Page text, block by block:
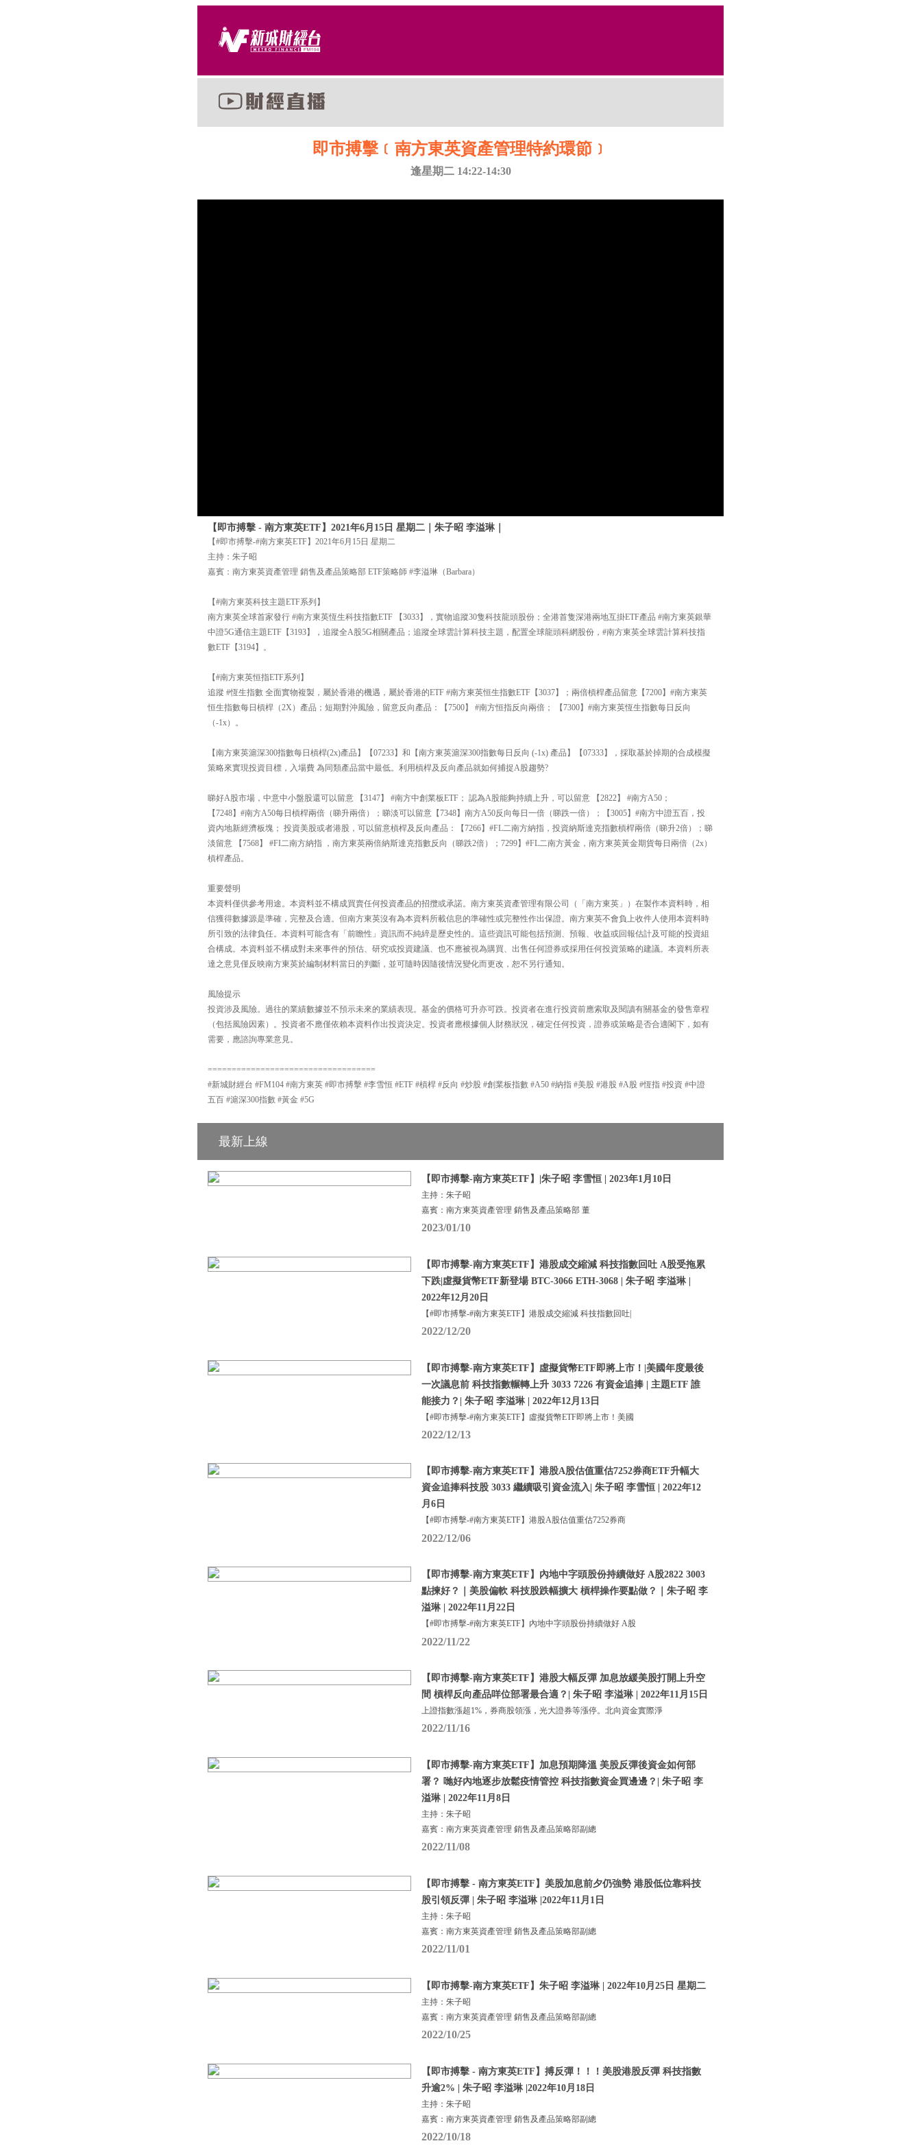
即市搏擊﹝南方東英資產管理特約環節﹞
逢星期二 14:22-14:30
【即市搏擊 - 南方東英ETF】2021年6月15日 星期二｜朱子昭 李溢琳｜
【#即市搏擊-#南方東英ETF】2021年6月15日 星期二
主持：朱子昭
嘉賓：南方東英資產管理 銷售及產品策略部 ETF策略師 #李溢琳（Barbara）
【#南方東英科技主題ETF系列】
南方東英全球首家發行 #南方東英恆生科技指數ETF 【3033】，實物追蹤30隻科技龍頭股份；全港首隻深港兩地互掛ETF產品 #南方東英銀華
中證5G通信主題ETF【3193】，追蹤全A股5G相關產品；追蹤全球雲計算科技主題，配置全球龍頭科網股份，#南方東英全球雲計算科技指
數ETF【3194】。
【#南方東英恒指ETF系列】
追蹤 #恆生指數 全面實物複製，屬於香港的機遇，屬於香港的ETF #南方東英恒生指數ETF【3037】；兩倍槓桿產品留意【7200】#南方東英
恒生指數每日槓桿（2X）產品；短期對沖風險，留意反向產品：【7500】 #南方恒指反向兩倍； 【7300】#南方東英恆生指數每日反向
（-1x）。
【南方東英滬深300指數每日槓桿(2x)產品】【07233】和【南方東英滬深300指數每日反向 (-1x) 產品】【07333】，採取基於掉期的合成模擬
策略來實現投資目標，入場費 為同類產品當中最低。利用槓桿及反向產品就如何捕捉A股趨勢?
睇好A股市場，中意中小盤股還可以留意 【3147】 #南方中創業板ETF； 認為A股能夠持續上升，可以留意 【2822】 #南方A50；
【7248】#南方A50每日槓桿兩倍（睇升兩倍）；睇淡可以留意【7348】南方A50反向每日一倍（睇跌一倍）；【3005】#南方中證五百，投
資內地新經濟板塊； 投資美股或者港股，可以留意槓桿及反向產品：【7266】#FL二南方納指，投資納斯達克指數槓桿兩倍（睇升2倍）；睇
淡留意 【7568】 #FI二南方納指 ，南方東英兩倍納斯達克指數反向（睇跌2倍）；7299】#FL二南方黃金，南方東英黃金期貨每日兩倍（2x）
槓桿產品。
重要聲明
本資料僅供參考用途。本資料並不構成買賣任何投資產品的招攬或承諾。南方東英資產管理有限公司（「南方東英」）在製作本資料時，相
信獲得數據源是準確，完整及合適。但南方東英沒有為本資料所載信息的準確性或完整性作出保證。南方東英不會負上收件人使用本資料時
所引致的法律負任。本資料可能含有「前瞻性」資訊而不純綷是歷史性的。這些資訊可能包括預測、預報、收益或回報估計及可能的投資組
合構成。本資料並不構成對未來事件的預估、研究或投資建議、也不應被視為購買、出售任何證券或採用任何投資策略的建議。本資料所表
達之意見僅反映南方東英於編制材料當日的判斷，並可隨時因隨後情況變化而更改，恕不另行通知。
風險提示
投資涉及風險。過往的業績數據並不預示未來的業績表現。基金的價格可升亦可跌。投資者在進行投資前應索取及閱讀有關基金的發售章程
（包括風險因素）。投資者不應僅依賴本資料作出投資決定。投資者應根據個人財務狀況，確定任何投資，證券或策略是否合適閣下，如有
需要，應諮詢專業意見。
===================================
#新城財經台 #FM104 #南方東英 #即市搏擊 #李雪恒 #ETF #槓桿 #反向 #炒股 #創業板指數 #A50 #納指 #美股 #港股 #A股 #恆指 #投資 #中證
五百 #滬深300指數 #黃金 #5G
最新上線
【即市搏擊-南方東英ETF】|朱子昭 李雪恒 | 2023年1月10日
主持：朱子昭
嘉賓：南方東英資產管理 銷售及產品策略部 董
2023/01/10
【即市搏擊-南方東英ETF】港股成交縮減 科技指數回吐 A股受拖累
下跌|虛擬貨幣ETF新登場 BTC-3066 ETH-3068 | 朱子昭 李溢琳 |
2022年12月20日
【#即市搏擊-#南方東英ETF】港股成交縮減 科技指數回吐|
2022/12/20
【即市搏擊-南方東英ETF】虛擬貨幣ETF即將上市！|美國年度最後
一次議息前 科技指數輾轉上升 3033 7226 有資金追捧 | 主題ETF 誰
能接力？| 朱子昭 李溢琳 | 2022年12月13日
【#即市搏擊-#南方東英ETF】虛擬貨幣ETF即將上市！美國
2022/12/13
【即市搏擊-南方東英ETF】港股A股估值重估7252券商ETF升幅大
資金追捧科技股 3033 繼續吸引資金流入| 朱子昭 李雪恒 | 2022年12
月6日
【#即市搏擊-#南方東英ETF】港股A股估值重估7252券商
2022/12/06
【即市搏擊-南方東英ETF】內地中字頭股份持續做好 A股2822 3003
點揀好？｜美股偏軟 科技股跌幅擴大 槓桿操作要點做？｜朱子昭 李
溢琳 | 2022年11月22日
【#即市搏擊-#南方東英ETF】內地中字頭股份持續做好 A股
2022/11/22
【即市搏擊-南方東英ETF】港股大幅反彈 加息放緩美股打開上升空
間 槓桿反向產品咩位部署最合適？| 朱子昭 李溢琳 | 2022年11月15日
上證指數漲超1%，券商股領漲，光大證券等漲停。北向資金實際淨
2022/11/16
【即市搏擊-南方東英ETF】加息預期降溫 美股反彈後資金如何部
署？ 哋好內地逐步放鬆疫情管控 科技指數資金買邊邊？| 朱子昭 李
溢琳 | 2022年11月8日
主持：朱子昭
嘉賓：南方東英資產管理 銷售及產品策略部副總
2022/11/08
【即市搏擊 - 南方東英ETF】美股加息前夕仍強勢 港股低位靠科技
股引領反彈 | 朱子昭 李溢琳 |2022年11月1日
主持：朱子昭
嘉賓：南方東英資產管理 銷售及產品策略部副總
2022/11/01
【即市搏擊-南方東英ETF】朱子昭 李溢琳 | 2022年10月25日 星期二
主持：朱子昭
嘉賓：南方東英資產管理 銷售及產品策略部副總
2022/10/25
【即市搏擊 - 南方東英ETF】搏反彈！！！美股港股反彈 科技指數
升逾2% | 朱子昭 李溢琳 |2022年10月18日
主持：朱子昭
嘉賓：南方東英資產管理 銷售及產品策略部副總
2022/10/18